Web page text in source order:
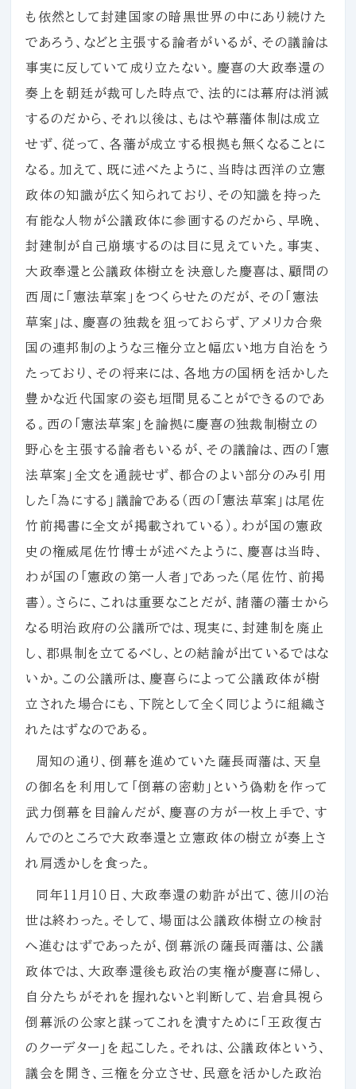
も依然として封建国家の暗黒世界の中にあり続けた
であろう、などと主張する論者がいるが、その議論は
事実に反していて成り立たない。慶喜の大政奉還の
奏上を朝廷が裁可した時点で、法的には幕府は消滅
するのだから、それ以後は、もはや幕藩体制は成立
せず、従って、各藩が成立する根拠も無くなることに
なる。加えて、既に述べたように、当時は西洋の立憲
政体の知識が広く知られており、その知識を持った
有能な人物が公議政体に参画するのだから、早晩、
封建制が自己崩壊するのは目に見えていた。事実、
大政奉還と公議政体樹立を決意した慶喜は、顧問の
西周に「憲法草案」をつくらせたのだが、その「憲法
草案」は、慶喜の独裁を狙っておらず、アメリカ合衆
国の連邦制のような三権分立と幅広い地方自治をう
たっており、その将来には、各地方の国柄を活かした
豊かな近代国家の姿も垣間見ることができるのであ
る。西の「憲法草案」を論拠に慶喜の独裁制樹立の
野心を主張する論者もいるが、その議論は、西の「憲
法草案」全文を通読せず、都合のよい部分のみ引用
した「為にする」議論である（西の「憲法草案」は尾佐
竹前掲書に全文が掲載されている）。わが国の憲政
史の権威尾佐竹博士が述べたように、慶喜は当時、
わが国の「憲政の第一人者」であった（尾佐竹、前掲
書）。さらに、これは重要なことだが、諸藩の藩士から
なる明治政府の公議所では、現実に、封建制を廃止
し、郡県制を立てるべし、との結論が出ているではな
いか。この公議所は、慶喜らによって公議政体が樹
立された場合にも、下院として全く同じように組織さ
れたはずなのである。
周知の通り、倒幕を進めていた薩長両藩は、天皇
の御名を利用して「倒幕の密勅」という偽勅を作って
武力倒幕を目論んだが、慶喜の方が一枚上手で、す
んでのところで大政奉還と立憲政体の樹立が奏上さ
れ肩透かしを食った。
同年１１月１０日、大政奉還の勅許が出て、徳川の治
世は終わった。そして、場面は公議政体樹立の検討
へ進むはずであったが、倒幕派の薩長両藩は、公議
政体では、大政奉還後も政治の実権が慶喜に帰し、
自分たちがそれを握れないと判断して、岩倉具視ら
倒幕派の公家と謀ってこれを潰すために「王政復古
のクーデター」を起こした。それは、公議政体という、
議会を開き、三権を分立させ、民意を活かした政治